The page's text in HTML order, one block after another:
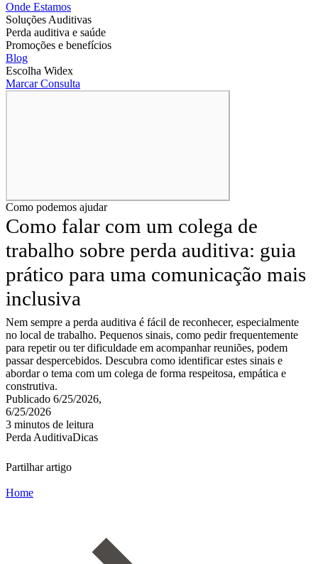
Onde Estamos
Soluções Auditivas
Perda auditiva e saúde
Promoções e benefícios
Blog
Escolha Widex
Marcar Consulta
Como podemos ajudar
Como falar com um colega de
trabalho sobre perda auditiva: guia
prático para uma comunicação mais
inclusiva
Nem sempre a perda auditiva é fácil de reconhecer, especialmente
no local de trabalho. Pequenos sinais, como pedir frequentemente
para repetir ou ter dificuldade em acompanhar reuniões, podem
passar despercebidos. Descubra como identificar estes sinais e
abordar o tema com um colega de forma respeitosa, empática e
construtiva.
Publicado 6/25/2026,
6/25/2026
3 minutos de leitura
Perda AuditivaDicas
Partilhar artigo
Home